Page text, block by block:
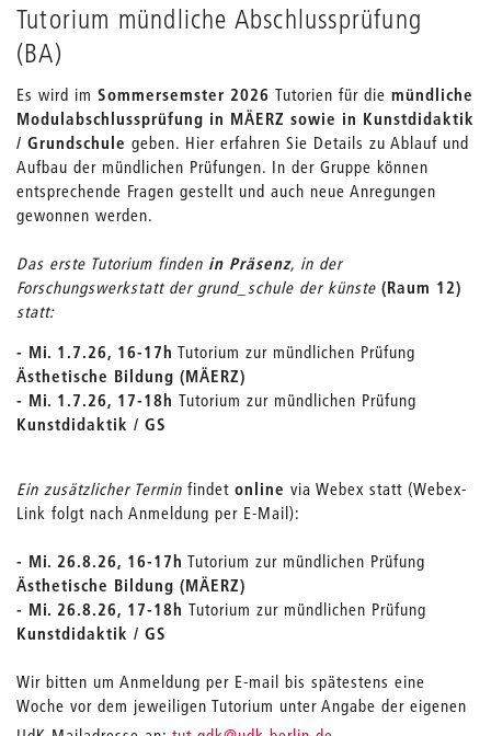
Tutorium mündliche Abschlussprüfung
(BA)
Es wird im Sommersemster 2026 Tutorien für die mündliche
Modulabschlussprüfung in MÄERZ sowie in Kunstdidaktik
/ Grundschule geben. Hier erfahren Sie Details zu Ablauf und
Aufbau der mündlichen Prüfungen. In der Gruppe können
entsprechende Fragen gestellt und auch neue Anregungen
gewonnen werden.
Das erste Tutorium finden in Präsenz, in der
Forschungswerkstatt der grund_schule der künste (Raum 12)
statt:
- Mi. 1.7.26, 16-17h Tutorium zur mündlichen Prüfung
Ästhetische Bildung (MÄERZ)
- Mi. 1.7.26, 17-18h Tutorium zur mündlichen Prüfung
Kunstdidaktik / GS
Ein zusätzlicher Termin findet online via Webex statt (Webex-
Link folgt nach Anmeldung per E-Mail):
- Mi. 26.8.26, 16-17h Tutorium zur mündlichen Prüfung
Ästhetische Bildung (MÄERZ)
- Mi. 26.8.26, 17-18h Tutorium zur mündlichen Prüfung
Kunstdidaktik / GS
Wir bitten um Anmeldung per E-mail bis spätestens eine
Woche vor dem jeweiligen Tutorium unter Angabe der eigenen
_